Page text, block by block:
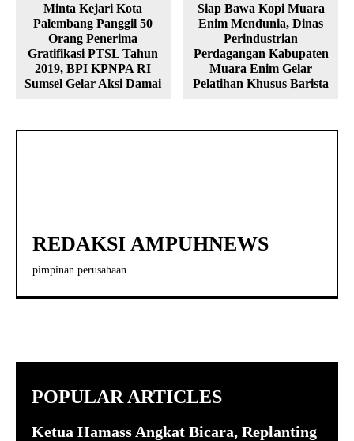
Minta Kejari Kota
Palembang Panggil 50
Orang Penerima
Gratifikasi PTSL Tahun
2019, BPI KPNPA RI
Sumsel Gelar Aksi Damai
Siap Bawa Kopi Muara
Enim Mendunia, Dinas
Perindustrian
Perdagangan Kabupaten
Muara Enim Gelar
Pelatihan Khusus Barista
REDAKSI AMPUHNEWS
pimpinan perusahaan
POPULAR ARTICLES
Ketua Hamass Angkat Bicara, Replanting